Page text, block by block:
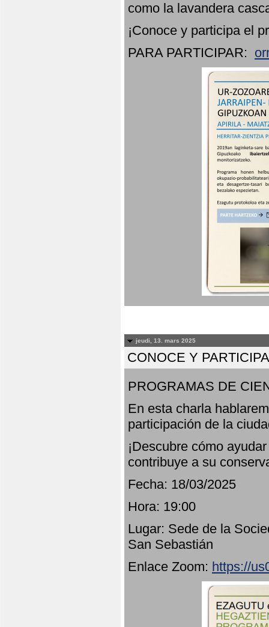
como la lavandera
¡Conoce y participa el
PARA PARTICIPAR:
jeudi, 13. mars 2025
CONOCE Y
PROGRAMAS DE
En esta charla
participación de la
¡Descubre cómo
contribuye a su
Fecha: 18/03/2025
Hora: 19:00
Lugar: Sede de la
San Sebastián
Enlace Zoom: https://